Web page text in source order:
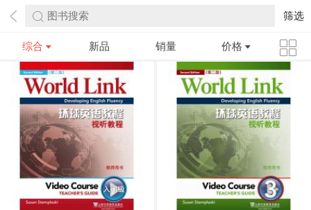
图书搜索 筛选
综合 新品 销量 价格